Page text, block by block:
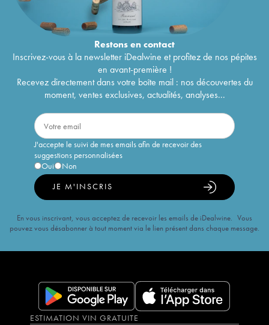
Restons encontact
Inscrivez-vous à la newsletter iDealwine et profitez de nos pépites
en avant-première !
Recevez directement dans votre boîte mail : nos découvertes du
moment, ventes exclusives, actualités, analyses...
J'accepte le suivi de mes emails afin de recevoir des
suggestions personnalisées
Oui
Non
JE M'INSCRIS
En vous inscrivant, vous acceptez de recevoir les emails de iDealwine. Vous
pouvez vous désabonner à tout moment via le lien présent dans chaque message.
ESTIMATION VIN GRATUITE